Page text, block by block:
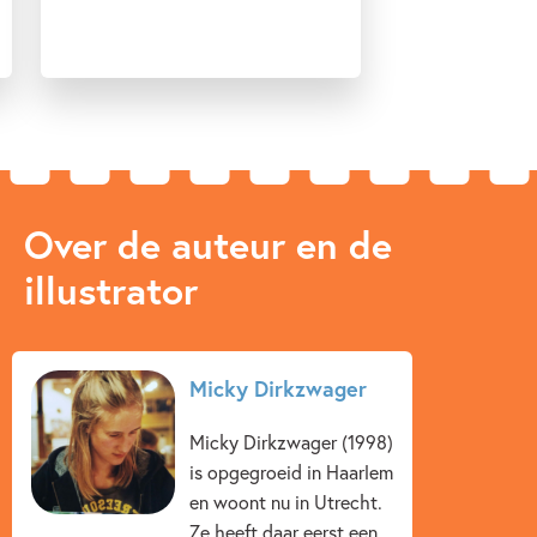
Over de auteur en de
illustrator
Micky Dirkzwager
Micky Dirkzwager (1998)
is opgegroeid in Haarlem
en woont nu in Utrecht.
Ze heeft daar eerst een